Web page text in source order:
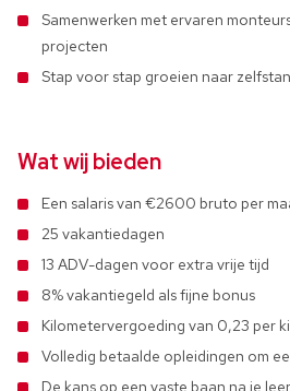
Samenwerken met ervaren
projecten
Stap voor stap groeien naar
Wat wij bieden
Een salaris van €2600 bruto per
25 vakantiedagen
13 ADV-dagen voor extra vrije tijd
8% vakantiegeld als fijne bonus
Kilometervergoeding van 0,23 per
Volledig betaalde opleidingen om
De kans op een vaste baan na je